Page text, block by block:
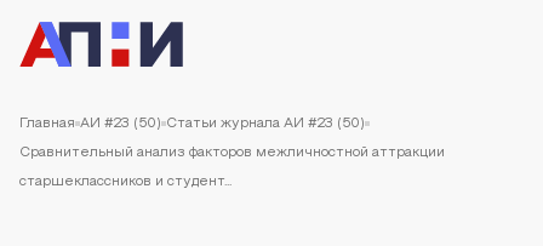
Главная АИ #23 (50) Статьи журнала АИ #23 (50)
Сравнительный анализ факторов межличностной аттракции
старшеклассников и студент...